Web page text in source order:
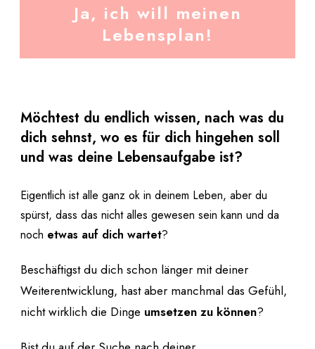
Ja, ich will meinen
Lebensplan!
Möchtest du endlich wissen, nach was du
dich sehnst, wo es für dich hingehen soll
und was deine Lebensaufgabe ist?
Eigentlich ist alle ganz ok in deinem Leben, aber du
spürst, dass das nicht alles gewesen sein kann und da
noch etwas auf dich wartet?
Beschäftigst du dich schon länger mit deiner
Weiterentwicklung, hast aber manchmal das Gefühl,
nicht wirklich die Dinge umsetzen zu können?